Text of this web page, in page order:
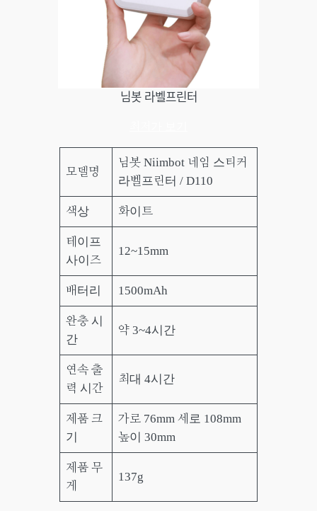
님봇 라벨프린터
모델명
님봇 Niimbot 네임 스티커
라벨프린터 / D110
색상 화이트
테이프
사이즈
12~15mm
배터리 1500mAh
완충 시
간
약 3~4시간
연속 출
력 시간
최대 4시간
제품 크
기
가로 76mm 세로 108mm
높이 30mm
제품 무
게
137g